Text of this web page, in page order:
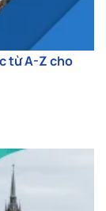
từ A-Z cho